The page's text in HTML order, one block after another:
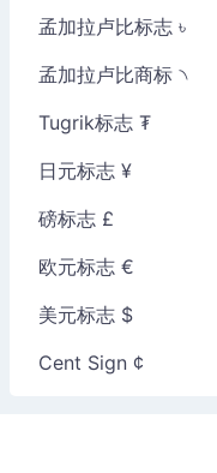
孟加拉卢比标志 ৳
孟加拉卢比商标 ৲
Tugrik标志 ₮
日元标志 ¥
磅标志 £
欧元标志 €
美元标志 $
Cent Sign ¢